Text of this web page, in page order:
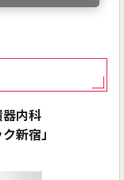
器内科
新宿」